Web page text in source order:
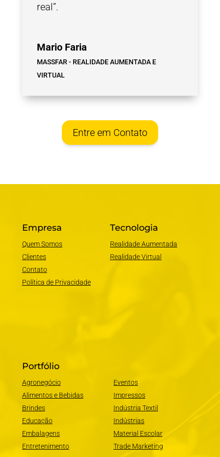
real”.
Mario Faria
MASSFAR - REALIDADE AUMENTADA E
VIRTUAL
Entre em Contato
Empresa
Quem Somos
Clientes
Contato
Política de Privacidade
Tecnologia
Realidade Aumentada
Realidade Virtual
Portfólio
Agronegócio
Alimentos e Bebidas
Brindes
Educação
Embalagens
Entretenimento
Eventos
Impressos
Indústria Textil
Indústrias
Material Escolar
Trade Marketing